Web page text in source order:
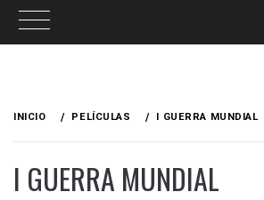
INICIO PELÍCULAS I GUERRA MUNDIAL
I GUERRA MUNDIAL